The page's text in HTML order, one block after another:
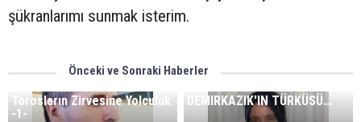
şükranlarımı sunmak isterim.
Önceki ve Sonraki Haberler
Torosların Zirvesine Yolculuk
-1-
DEMIRKAZIK'IN TÜRKÜSÜ...